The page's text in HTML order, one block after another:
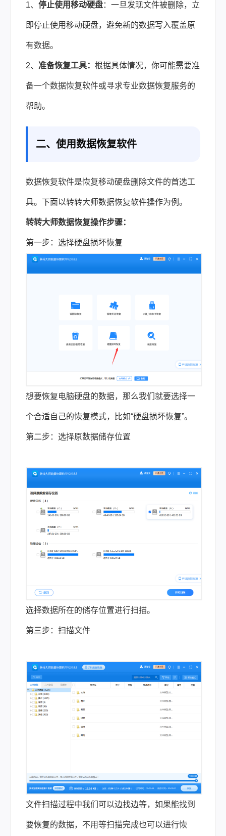
1、 停止使用移动硬盘：一旦发现文件被删除，立
即停止使用移动硬盘，避免新的数据写入覆盖原
有数据。
2、 准备恢复工具： 根据具体情况，你可能需要准
备一个数据恢复软件或寻求专业数据恢复服务的
帮助。
二、使用数据恢复软件
数据恢复软件是恢复移动硬盘删除文件的首选工
具。下面以转转大师数据恢复软件操作为例。
转转大师数据恢复操作步骤：
第一步：选择硬盘损坏恢复
想要恢复电脑硬盘的数据，那么我们就要选择一
个合适自己的恢复模式，比如“硬盘损坏恢复”。
第二步：选择原数据储存位置
选择数据所在的储存位置进行扫描。
第三步：扫描文件
文件扫描过程中我们可以边找边等，如果能找到
要恢复的数据，不用等扫描完成也可以进行恢